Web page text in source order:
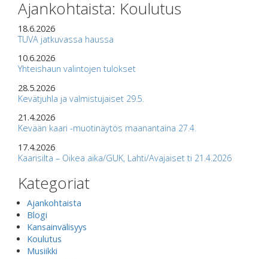
Ajankohtaista: Koulutus
18.6.2026
TUVA jatkuvassa haussa
10.6.2026
Yhteishaun valintojen tulokset
28.5.2026
Kevätjuhla ja valmistujaiset 29.5.
21.4.2026
Kevään kaari -muotinäytös maanantaina 27.4.
17.4.2026
Kaarisilta – Oikea aika/GUK, Lahti/Avajaiset ti 21.4.2026
Kategoriat
Ajankohtaista
Blogi
Kansainvälisyys
Koulutus
Musiikki